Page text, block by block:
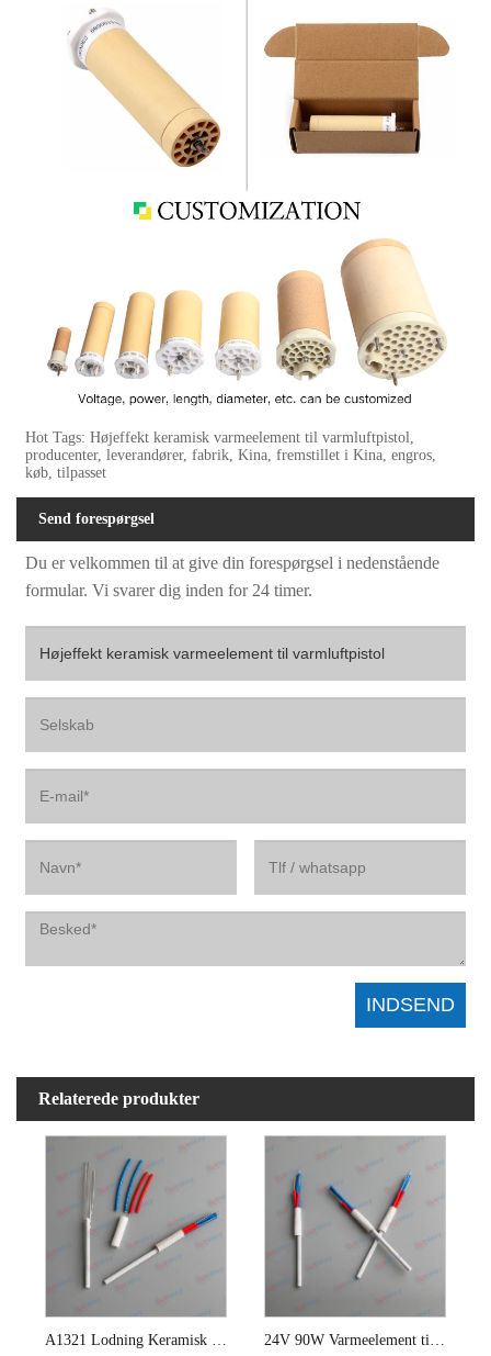
Hot Tags: Højeffekt keramisk varmeelement til varmluftpistol,
producenter, leverandører, fabrik, Kina, fremstillet i Kina, engros,
køb, tilpasset
Send forespørgsel
Du er velkommen til at give din forespørgsel i nedenstående
formular. Vi svarer dig inden for 24 timer.
Relaterede produkter
A1321 Lodning Keramisk varmeelement 24V 90W Varmeelement til Hakko 942 Soldering Station